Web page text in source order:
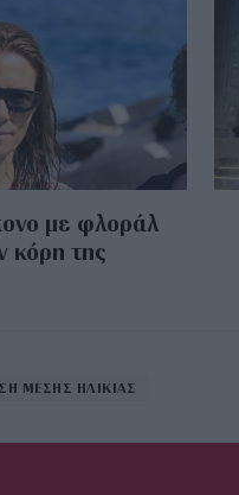
με φλοράλ
κόρη της
ΜΕΣΗΣ ΗΛΙΚΙΑΣ